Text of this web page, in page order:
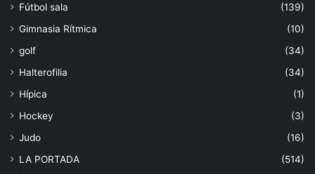
Fútbol sala
(139)
Gimnasia Rítmica
(10)
golf
(34)
Halterofilia
(34)
Hípica
(1)
Hockey
(3)
Judo
(16)
LA PORTADA
(514)